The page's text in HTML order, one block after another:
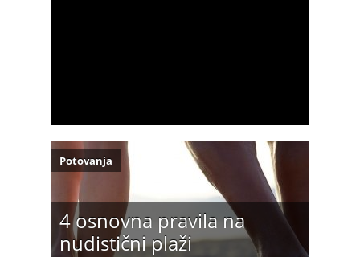
4 osnovna pravila na
nudistični plaži
Potovanja